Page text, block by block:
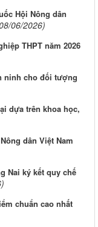
Hội Nông dân
06/2026)
THPT năm 2026
ninh cho đối tượng
dựa trên khoa học,
dân Việt Nam
Nai ký kết quy chế
chuẩn cao nhất